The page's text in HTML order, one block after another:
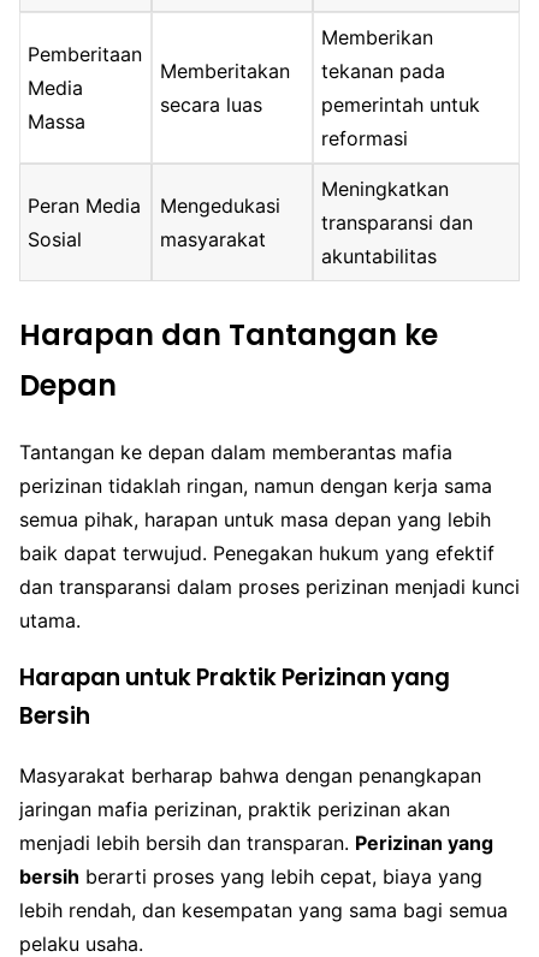
Pemberitaan
Media
Massa
Memberitakan
secara luas
Memberikan
tekanan pada
pemerintah untuk
reformasi
Peran Media
Sosial
Mengedukasi
masyarakat
Meningkatkan
transparansi dan
akuntabilitas
Harapan dan Tantangan ke
Depan
Tantangan ke depan dalam memberantas mafia
perizinan tidaklah ringan, namun dengan kerja sama
semua pihak, harapan untuk masa depan yang lebih
baik dapat terwujud. Penegakan hukum yang efektif
dan transparansi dalam proses perizinan menjadi kunci
utama.
Harapan untuk Praktik Perizinan yang
Bersih
Masyarakat berharap bahwa dengan penangkapan
jaringan mafia perizinan, praktik perizinan akan
menjadi lebih bersih dan transparan. Perizinan yang
bersih berarti proses yang lebih cepat, biaya yang
lebih rendah, dan kesempatan yang sama bagi semua
pelaku usaha.